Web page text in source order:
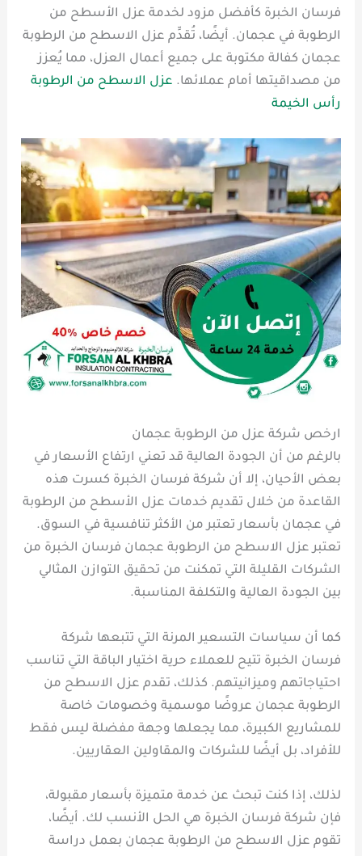
فرسان الخبرة كأفضل مزود لخدمة عزل الأسطح من
الرطوبة في عجمان. أيضًا، تُقدِّم عزل الاسطح من الرطوبة
عجمان كفالة مكتوبة على جميع أعمال العزل، مما يُعزز
من مصداقيتها أمام عملائها. عزل الاسطح من الرطوبة
رأس الخيمة
ارخص شركة عزل من الرطوبة عجمان
بالرغم من أن الجودة العالية قد تعني ارتفاع الأسعار في
بعض الأحيان، إلا أن شركة فرسان الخبرة كسرت هذه
القاعدة من خلال تقديم خدمات عزل الأسطح من الرطوبة
في عجمان بأسعار تعتبر من الأكثر تنافسية في السوق.
تعتبر عزل الاسطح من الرطوبة عجمان فرسان الخبرة من
الشركات القليلة التي تمكنت من تحقيق التوازن المثالي
بين الجودة العالية والتكلفة المناسبة.
كما أن سياسات التسعير المرنة التي تتبعها شركة
فرسان الخبرة تتيح للعملاء حرية اختيار الباقة التي تناسب
احتياجاتهم وميزانيتهم. كذلك، تقدم عزل الاسطح من
الرطوبة عجمان عروضًا موسمية وخصومات خاصة
للمشاريع الكبيرة، مما يجعلها وجهة مفضلة ليس فقط
للأفراد، بل أيضًا للشركات والمقاولين العقاريين.
لذلك، إذا كنت تبحث عن خدمة متميزة بأسعار مقبولة،
فإن شركة فرسان الخبرة هي الحل الأنسب لك. أيضًا،
تقوم عزل الاسطح من الرطوبة عجمان بعمل دراسة